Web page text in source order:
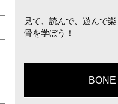
見て、読んで、遊んで
骨を学ぼう！
BONE